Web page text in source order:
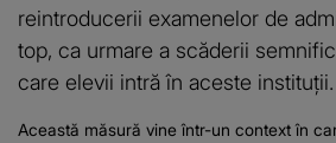
reintroducerii examenelor de
top, ca urmare a scăderii
care elevii intră în aceste instituții.
Această măsură vine într-un context în